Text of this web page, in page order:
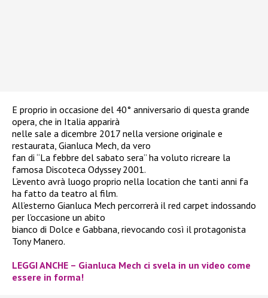
E proprio in occasione del 40° anniversario di questa grande
opera, che in Italia apparirà
nelle sale a dicembre 2017 nella versione originale e
restaurata, Gianluca Mech, da vero
fan di “La febbre del sabato sera” ha voluto ricreare la
famosa Discoteca Odyssey 2001.
L’evento avrà luogo proprio nella location che tanti anni fa
ha fatto da teatro al film.
All’esterno Gianluca Mech percorrerà il red carpet indossando
per l’occasione un abito
bianco di Dolce e Gabbana, rievocando così il protagonista
Tony Manero.
LEGGI ANCHE – Gianluca Mech ci svela in un video come
essere in forma!